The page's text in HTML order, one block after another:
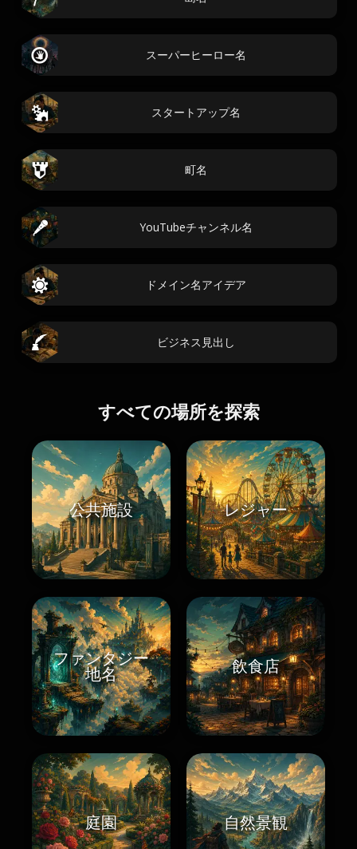
スーパーヒーロー名
スタートアップ名
町名
YouTubeチャンネル名
ドメイン名アイデア
ビジネス見出し
すべての場所を探索
公共施設 レジャー
ファンタジー
地名
飲食店
庭園 自然景観